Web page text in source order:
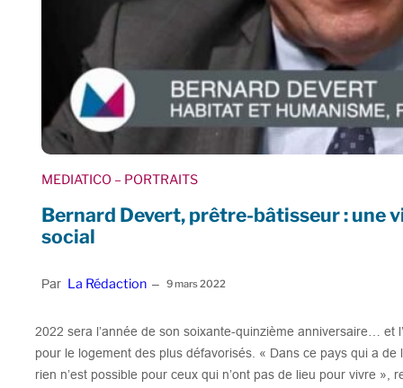
MEDIATICO – PORTRAITS
Bernard Devert, prêtre-bâtisseur : une
social
Par La Rédaction – 9 mars 2022
2022 sera l’année de son soixante-quinzième anniversaire… et
pour le logement des plus défavorisés. « Dans ce pays qui a
rien n’est possible pour ceux qui n’ont pas de lieu pour vivre »,